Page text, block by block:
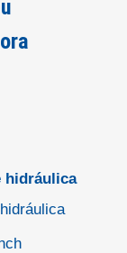
hidráulica